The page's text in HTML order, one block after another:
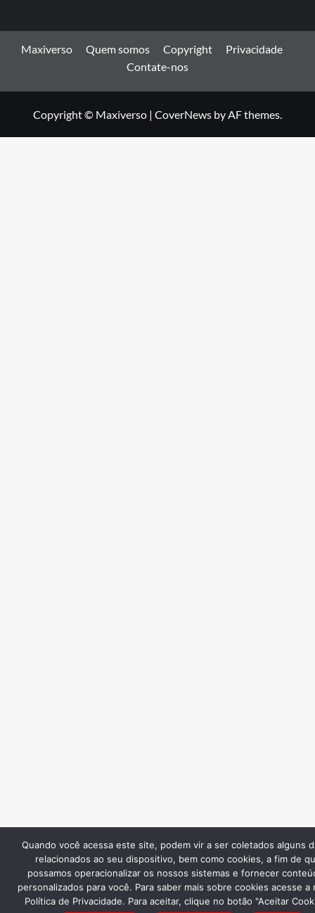
Maxiverso Quem somos Copyright
Privacidade
Contate-nos
Copyright © Maxiverso | CoverNews by AF themes.
Quando você acessa este site, podem vir a ser coletados alguns
relacionados ao seu dispositivo, bem como cookies, a fim de
possamos operacionalizar os nossos sistemas e fornecer
personalizados para você. Para saber mais sobre cookies acesse a
Política de Privacidade. Para aceitar, clique no botão "Aceitar